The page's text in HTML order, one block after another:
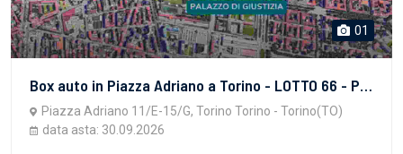
01
Box auto in Piazza Adriano a Torino - LOTTO 66 - PROPRIETA' SUPERFICIARIA - vendita telematica sulla piattaforma www.gobidreal.it n.32627.66
Piazza Adriano 11/E-15/G, Torino Torino - Torino(TO)
data asta: 30.09.2026